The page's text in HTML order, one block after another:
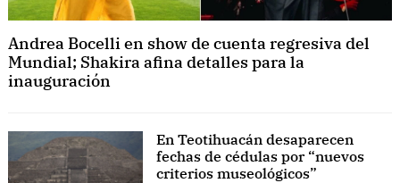
Andrea Bocelli en show de cuenta regresiva del
Mundial; Shakira afina detalles para la
inauguración
En Teotihuacán desaparecen
fechas de cédulas por “nuevos
criterios museológicos”